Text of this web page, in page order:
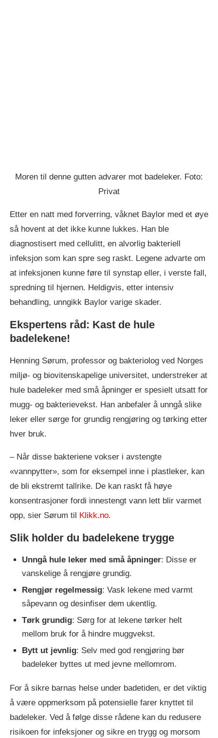
Moren til denne gutten advarer mot badeleker. Foto:
Privat
Etter en natt med forverring, våknet Baylor med et øye
så hovent at det ikke kunne lukkes. Han ble
diagnostisert med cellulitt, en alvorlig bakteriell
infeksjon som kan spre seg raskt. Legene advarte om
at infeksjonen kunne føre til synstap eller, i verste fall,
spredning til hjernen. Heldigvis, etter intensiv
behandling, unngikk Baylor varige skader.
Ekspertens råd: Kast de hule
badelekene!
Henning Sørum, professor og bakteriolog ved Norges
miljø- og biovitenskapelige universitet, understreker at
hule badeleker med små åpninger er spesielt utsatt for
mugg- og bakterievekst. Han anbefaler å unngå slike
leker eller sørge for grundig rengjøring og tørking etter
hver bruk.
– Når disse bakteriene vokser i avstengte
«vannpytter», som for eksempel inne i plastleker, kan
de bli ekstremt tallrike. De kan raskt få høye
konsentrasjoner fordi innestengt vann lett blir varmet
opp, sier Sørum til Klikk.no.
Slik holder du badelekene trygge
Unngå hule leker med små åpninger: Disse er
vanskelige å rengjøre grundig.
Rengjør regelmessig: Vask lekene med varmt
såpevann og desinfiser dem ukentlig.
Tørk grundig: Sørg for at lekene tørker helt
mellom bruk for å hindre muggvekst.
Bytt ut jevnlig: Selv med god rengjøring bør
badeleker byttes ut med jevne mellomrom.
For å sikre barnas helse under badetiden, er det viktig
å være oppmerksom på potensielle farer knyttet til
badeleker. Ved å følge disse rådene kan du redusere
risikoen for infeksjoner og sikre en trygg og morsom